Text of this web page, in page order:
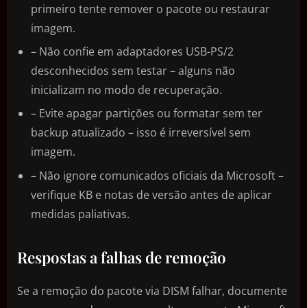
primeiro tente remover o pacote ou restaurar
imagem.
– Não confie em adaptadores USB-PS/2
desconhecidos sem testar – alguns não
inicializam no modo de recuperação.
– Evite apagar partições ou formatar sem ter
backup atualizado – isso é irreversível sem
imagem.
– Não ignore comunicados oficiais da Microsoft –
verifique KB e notas de versão antes de aplicar
medidas paliativas.
Respostas a falhas de remoção
Se a remoção do pacote via DISM falhar, documente